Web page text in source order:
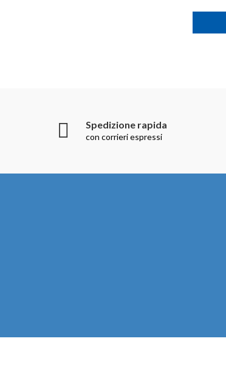
Spedizione rapida
con corrieri espressi